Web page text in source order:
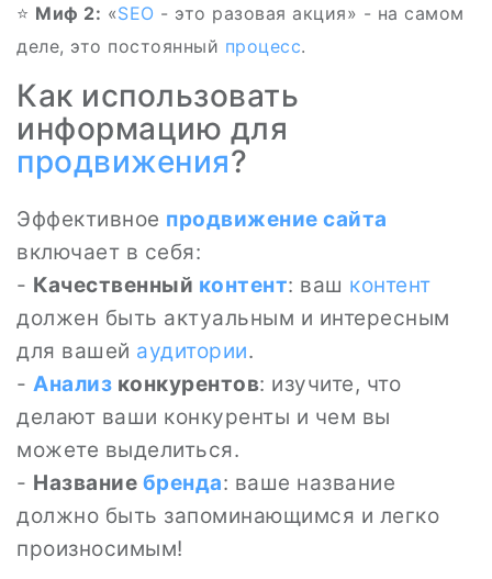
⭐ Миф 2: «SEO - это разовая акция» - на самом
деле, это постоянный процесс.
Как использовать
информацию для
продвижения?
Эффективное продвижение сайта
включает в себя:
- Качественный контент: ваш контент
должен быть актуальным и интересным
для вашей аудитории.
- Анализ конкурентов: изучите, что
делают ваши конкуренты и чем вы
можете выделиться.
- Название бренда: ваше название
должно быть запоминающимся и легко
произносимым!